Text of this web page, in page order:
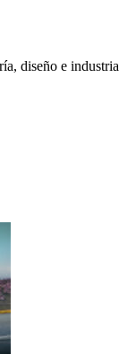
diseño e industria